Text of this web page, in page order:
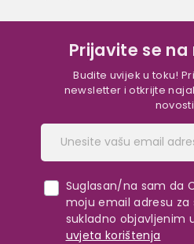
Prijavite se
Budite uvijek u toku!
newsletter i otkrijte
Suglasan/na sam da
moju email adresu
sukladno objavljenim
uvjeta korištenja